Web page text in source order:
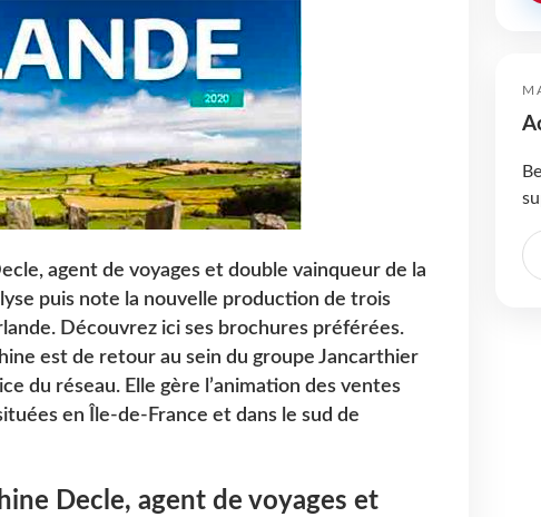
agent de voyages et double vainqueur de la
puis note la nouvelle production de trois
Découvrez ici ses brochures préférées.
est de retour au sein du groupe Jancarthier
du réseau. Elle gère l’animation des ventes
en Île-de-France et dans le sud de
Decle, agent de voyages et